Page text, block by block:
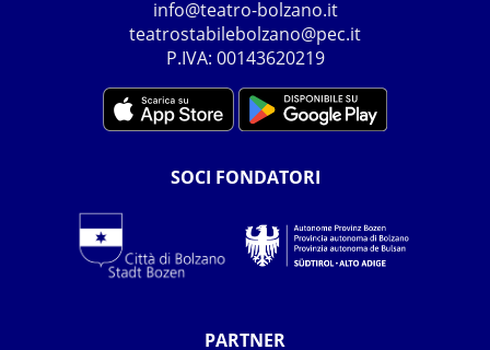
info@teatro-bolzano.it
teatrostabilebolzano@pec.it
P.IVA: 00143620219
SOCI FONDATORI
PARTNER